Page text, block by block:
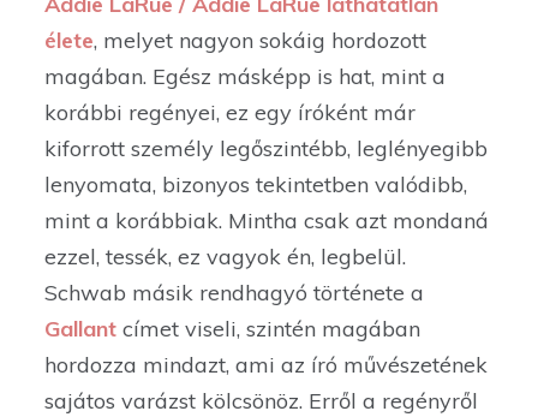
élete, melyet nagyon sokáig hordozott
magában. Egész másképp is hat, mint a
korábbi regényei, ez egy íróként már
kiforrott személy legőszintébb, leglényegibb
lenyomata, bizonyos tekintetben valódibb,
mint a korábbiak. Mintha csak azt mondaná
ezzel, tessék, ez vagyok én, legbelül.
Schwab másik rendhagyó története a
Gallant címet viseli, szintén magában
hordozza mindazt, ami az író művészetének
sajátos varázst kölcsönöz. Erről a regényről